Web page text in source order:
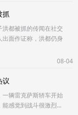
抓
都被抓的传闻在社交
面作证称，洪都仍身
08-04
议
辆雷克萨斯轿车开始
感觉到战斗很激烈...